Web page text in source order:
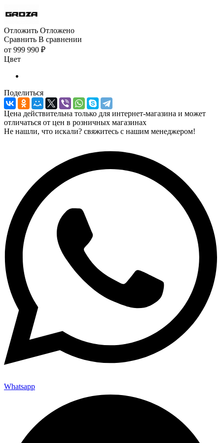
Отложить Отложено
Сравнить В сравнении
от 999 990 ₽
Цвет
Поделиться
Цена действительна только для интернет-магазина и может
отличаться от цен в розничных магазинах
Не нашли, что искали? свяжитесь с нашим менеджером!
Whatsapp